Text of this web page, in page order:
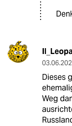
Dieses
Weg